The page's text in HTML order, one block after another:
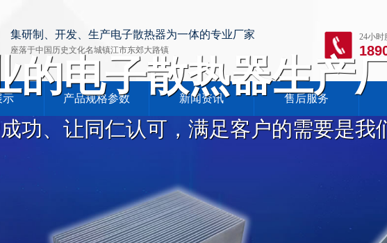
集研制、开发、生产电子散热器为一体的专业厂家
座落于中国历史文化名城镇江市东郊大路镇
24小时
示 产品规格参数 新闻资讯 售后服务
的电子散热器生产
功、让同仁认可，满足客户的需要是我